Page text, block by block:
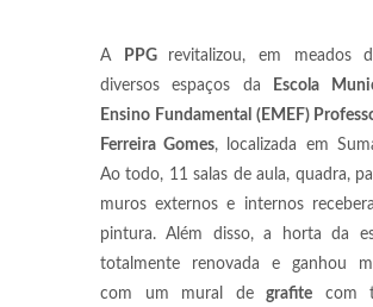
A PPG revitalizou, em meados
diversos espaços da
Escola
Ensino Fundamental (EMEF)
Ferreira Gomes, localizada em
Ao todo, 11 salas de aula, quadra,
muros externos e internos
pintura. Além disso, a horta da
totalmente renovada e ganhou
com um mural de grafite com